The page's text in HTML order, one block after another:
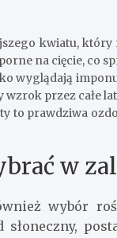
kwiatu, który
na cięcie, co
wyglądają
wzrok przez całe
to prawdziwa
w
wybór
słoneczny,